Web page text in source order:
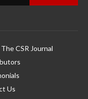
CSR Journal
Us